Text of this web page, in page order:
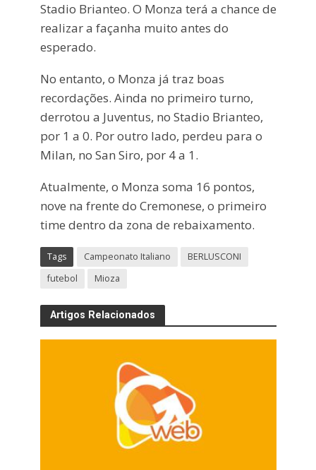
Stadio Brianteo. O Monza terá a chance de
realizar a façanha muito antes do
esperado.
No entanto, o Monza já traz boas
recordações. Ainda no primeiro turno,
derrotou a Juventus, no Stadio Brianteo,
por 1 a 0. Por outro lado, perdeu para o
Milan, no San Siro, por 4 a 1.
Atualmente, o Monza soma 16 pontos,
nove na frente do Cremonese, o primeiro
time dentro da zona de rebaixamento.
Tags Campeonato Italiano
BERLUSCONI
futebol
Mioza
Artigos Relacionados